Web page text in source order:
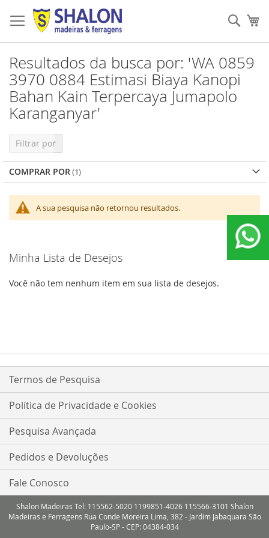
para
o
conteúdo
Resultados da busca por: 'WA 0859
3970 0884 Estimasi Biaya Kanopi
Bahan Kain Terpercaya Jumapolo
Karanganyar'
A sua pesquisa não retornou resultados.
Filtrar por
COMPRAR POR
Minha Lista de Desejos
Você não tem nenhum item em sua lista de desejos.
Termos de Pesquisa
Política de Privacidade e Cookies
Pesquisa Avançada
Pedidos e Devoluções
Fale Conosco
Shalon Madeiras Tel: 115562-5020 1199851-4026 115566-3101 Shalon
Madeiras e Ferragens Rua Conde Moreira Lima, 382 - Jardim Jabaquara São
Paulo-SP - CEP: 04384-034